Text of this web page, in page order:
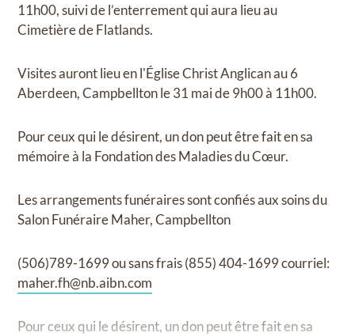
11h00, suivi de l’enterrement qui aura lieu au
Cimetière de Flatlands.
Visites auront lieu en l'Église Christ Anglican au 6
Aberdeen, Campbellton le 31 mai de 9h00 à 11h00.
Pour ceux qui le désirent, un don peut être fait en sa
mémoire à la Fondation des Maladies du Cœur.
Les arrangements funéraires sont confiés aux soins du
Salon Funéraire Maher, Campbellton
(506)789-1699 ou sans frais (855) 404-1699 courriel:
maher.fh@nb.aibn.com
Pour ceux qui le désirent, un don peut être fait en sa